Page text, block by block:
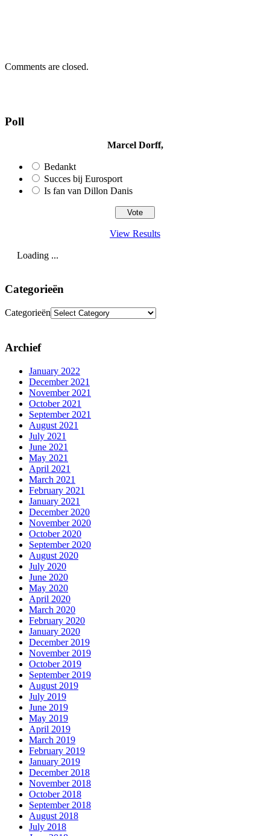
Comments are closed.
Poll
Marcel Dorff,
Bedankt
Succes bij Eurosport
Is fan van Dillon Danis
View Results
Loading ...
Categorieën
Categorieën
Archief
January 2022
December 2021
November 2021
October 2021
September 2021
August 2021
July 2021
June 2021
May 2021
April 2021
March 2021
February 2021
January 2021
December 2020
November 2020
October 2020
September 2020
August 2020
July 2020
June 2020
May 2020
April 2020
March 2020
February 2020
January 2020
December 2019
November 2019
October 2019
September 2019
August 2019
July 2019
June 2019
May 2019
April 2019
March 2019
February 2019
January 2019
December 2018
November 2018
October 2018
September 2018
August 2018
July 2018